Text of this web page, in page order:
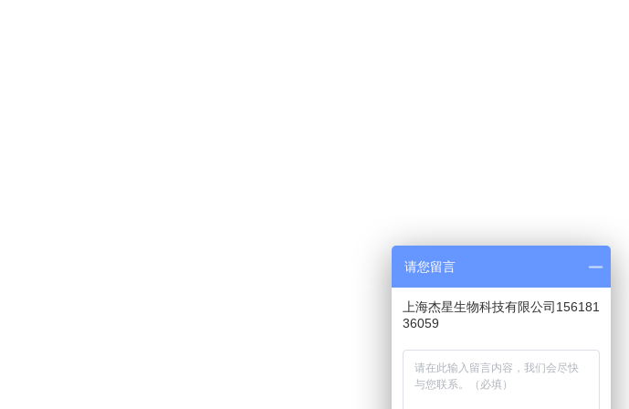
请您留言
上海杰星生物科技有限公司156181
36059